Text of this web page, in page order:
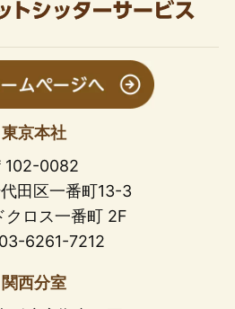
東京本社
102-0082
田区一番町13-3
クロス一番町 2F
6261-7212
関西分室